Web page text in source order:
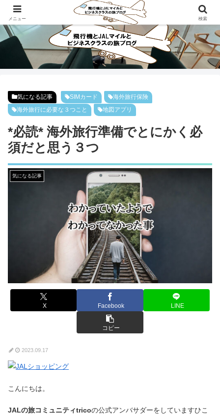
ビジネスクラスで旅にでよう！！
気になる記事 SIMカード
海外旅行保険
海外旅行に必要な３つこと
地図アプリ
*必読* 海外旅行準備でとにかく必
須だと思う３つ
気になる記事
X Facebook LINE
コピー
2023.09.17
こんにちは。
JALの旅コミュニティtricoの公式アンバサダーをしていますひこ
メニュー 検索